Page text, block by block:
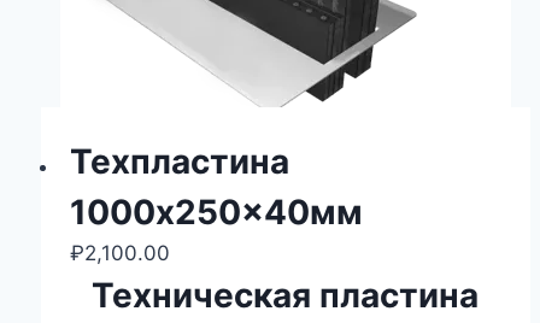
Техпластина
1000x250x40мм
₽2,100.00
Техническая пластина